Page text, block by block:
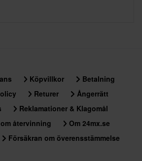
Köpvillkor
Betalning
Returer
Ångerrätt
Reklamationer & Klagomål
återvinning
Om 24mx.se
Försäkran om överensstämmelse